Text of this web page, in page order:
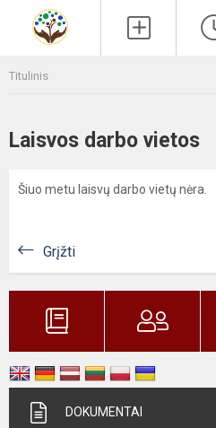
Titulinis
Laisvos darbo vietos
Šiuo metu laisvų darbo vietų nėra.
Grįžti
DOKUMENTAI